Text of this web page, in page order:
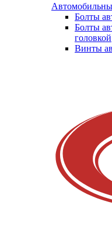
Болты
Болты
головкой
Винты